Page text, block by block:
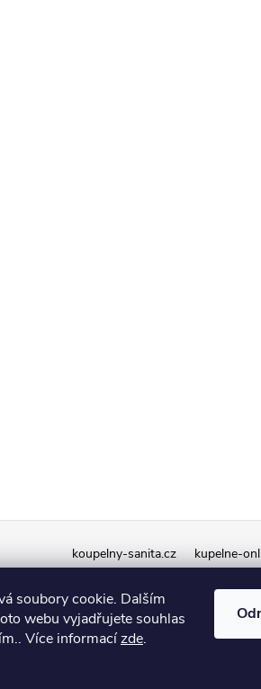
soubory cookie. Dalším
webu vyjadřujete souhlas
Více informacízde.
koupelny-sanita.cz kupelne-